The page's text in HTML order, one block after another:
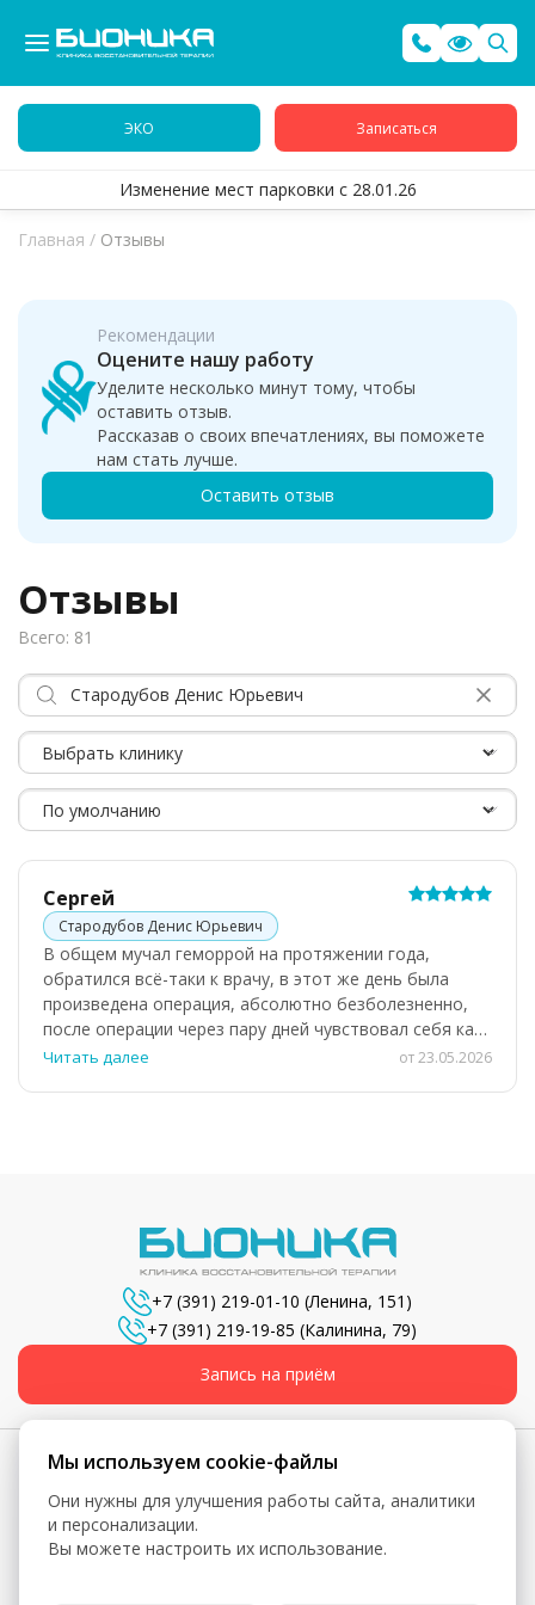
ЭКО Записаться
Изменение мест парковки с 28.01.26
Главная / Отзывы
Рекомендации
Оцените нашу работу
Уделите несколько минут тому, чтобы
оставить отзыв.
Рассказав о своих впечатлениях, вы поможете
нам стать лучше.
Оставить отзыв
Отзывы
Всего: 81
Сергей
Стародубов Денис Юрьевич
В общем мучал геморрой на протяжении года,
обратился всё-таки к врачу, в этот же день была
произведена операция, абсолютно безболезненно,
после операции через пару дней чувствовал себя как
обычный полноценный человек, никаких болей,
Читать далее от 23.05.2026
+7 (391) 219-01-10 (Ленина, 151)
+7 (391) 219-19-85 (Калинина, 79)
Запись на приём
© 2026, Бионика - Сеть медицинских центров
Вся информация, включая цены, представлена для
Мы используем cookie-файлы
Они нужны для улучшения работы сайта, аналитики
и персонализации.
Вы можете настроить их использование.